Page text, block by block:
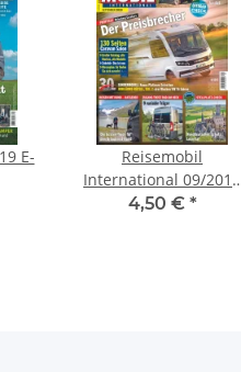
E-
Reisemobil
International 09/2019
E-Paper
4,50 € *